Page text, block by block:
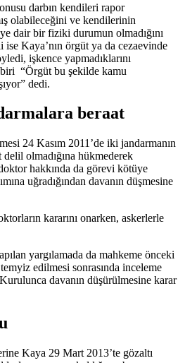
darbın kendileri rapor
olabileceğini ve kendilerinin
dair bir fiziki durumun olmadığını
ise Kaya’nın örgüt ya da cezaevinde
işkence yapmadıklarını
“Örgüt bu şekilde kamu
dedi.
beraat
24 Kasım 2011’de iki jandarmanın
delil olmadığına hükmederek
hakkında da görevi kötüye
uğradığından davanın düşmesine
kararını onarken, askerlerle
yargılamada da mahkeme önceki
edilmesi sonrasında inceleme
davanın düşürülmesine karar
Kaya 29 Mart 2013’te gözaltı